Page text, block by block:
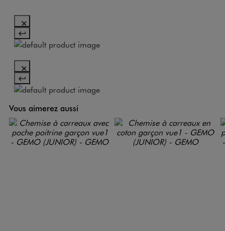
Vous aimerez aussi